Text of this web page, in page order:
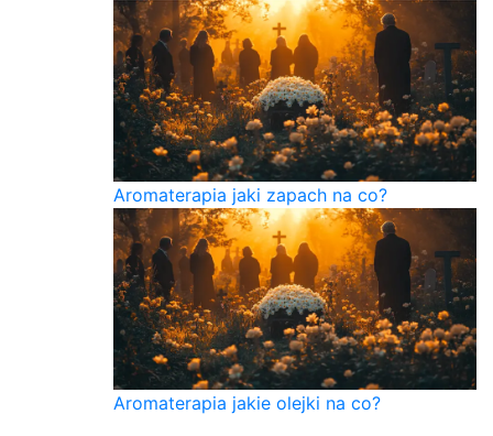
Aromaterapia jaki zapach na co?
Aromaterapia jakie olejki na co?